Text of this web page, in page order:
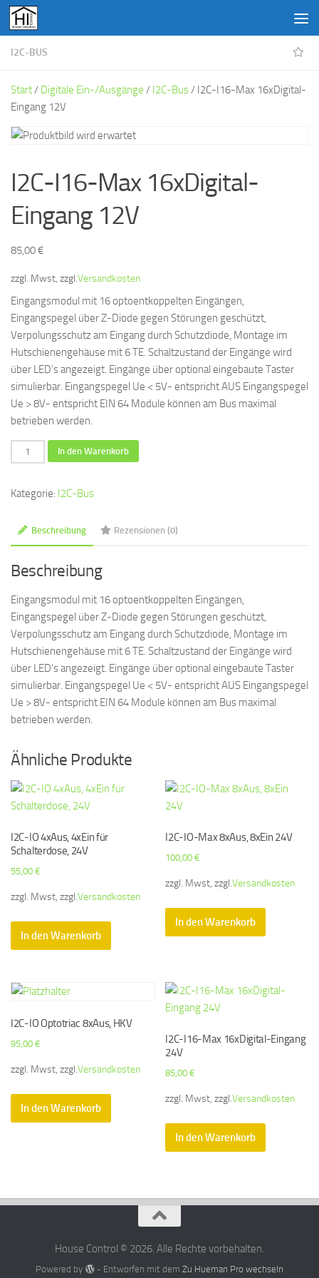
Unter dem Inhalt
I2C-BUS
Start/ Digitale Ein-/Ausgänge / I2C-Bus/ I2C-I16-Max 16xDigital-
Eingang 12V
I2C-I16-Max 16xDigital-
Eingang 12V
85,00€
zzgl. Mwst, zzgl. Versandkosten
Eingangsmodul mit 16 optoentkoppelten Eingängen,
Eingangspegel über Z-Diode gegen Störungen geschützt,
Verpolungsschutz am Eingang durch Schutzdiode, Montage im
Hutschienengehäuse mit 6 TE. Schaltzustand der Eingänge wird
über LED’s angezeigt. Eingänge über optional eingebaute Taster
simulierbar. Eingangspegel Ue < 5V- entspricht AUS Eingangspegel
Ue > 8V- entspricht EIN 64 Module können am Bus maximal
betrieben werden.
I16-
16xDigital-
12V
In den Warenkorb
Kategorie: I2C-Bus
Beschreibung Rezensionen (0)
Beschreibung
Eingangsmodul mit 16 optoentkoppelten Eingängen,
Eingangspegel über Z-Diode gegen Störungen geschützt,
Verpolungsschutz am Eingang durch Schutzdiode, Montage im
Hutschienengehäuse mit 6 TE. Schaltzustand der Eingänge wird
über LED’s angezeigt. Eingänge über optional eingebaute Taster
simulierbar. Eingangspegel Ue < 5V- entspricht AUS Eingangspegel
Ue > 8V- entspricht EIN 64 Module können am Bus maximal
betrieben werden.
Ähnliche Produkte
I2C-IO 4xAus, 4xEin für
Schalterdose, 24V
55,00 €
zzgl. Mwst, zzgl. Versandkosten
In den Warenkorb
I2C-IO-Max 8xAus, 8xEin 24V
100,00€
zzgl. Mwst, zzgl.Versandkosten
In den Warenkorb
I2C-IO Optotriac 8xAus, HKV
95,00 €
zzgl. Mwst, zzgl.Versandkosten
In den Warenkorb
I2C-I16-Max 16xDigital-Eingang
24V
85,00€
zzgl. Mwst, zzgl.Versandkosten
In den Warenkorb
House Control © 2026. Alle Rechte vorbehalten.
Powered by - Entworfen mit dem Zu Hueman Pro wechseln